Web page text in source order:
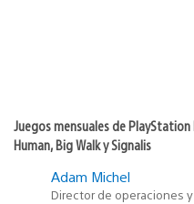
Juegos mensuales de
Human, Big Walk y Signalis
Adam Michel
Director de operaciones